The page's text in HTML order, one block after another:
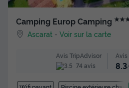
Camping Europ Camping
Ascarat -Voir sur la carte
Avis TripAdvisor
74 avis
8.3